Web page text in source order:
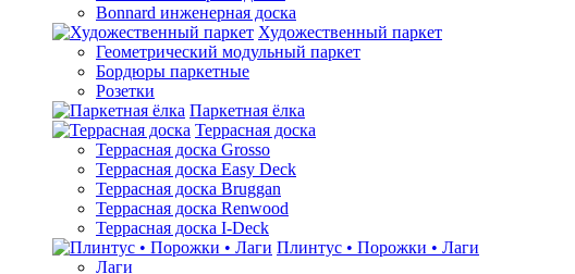
Bonnard инженерная доска
Художественный паркет
Геометрический модульный паркет
Бордюры паркетные
Розетки
Паркетная ёлка
Террасная доска
Террасная доска Grosso
Террасная доска Easy Deck
Террасная доска Bruggan
Террасная доска Renwood
Террасная доска I-Deck
Плинтус • Порожки • Лаги
Лаги